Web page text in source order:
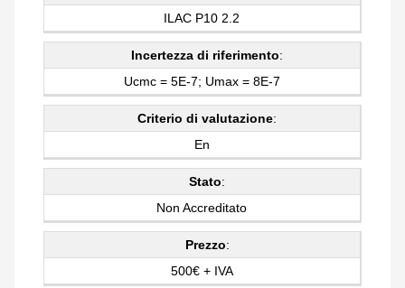
ILAC P10 2.2
Incertezza di riferimento:
Ucmc = 5E-7; Umax = 8E-7
Criterio di valutazione:
En
Stato:
Non Accreditato
Prezzo:
500€ + IVA